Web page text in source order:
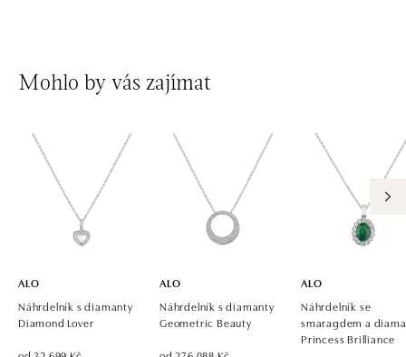
Mohlo by vás zajímat
ALO
Náhrdelník s diamanty
Diamond Lover
ALO
Náhrdelník s diamanty
Geometric Beauty
ALO
Náhrdelník se
smaragdem a
Princess Brilliance